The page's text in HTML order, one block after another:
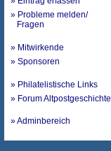
» Probleme melden/
Fragen
» Mitwirkende
» Sponsoren
» Philatelistische Links
» Forum Altpostgeschichte
» Adminbereich